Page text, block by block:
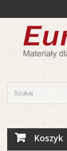
Koszyk